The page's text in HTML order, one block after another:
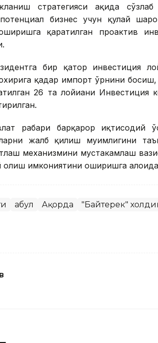
стратегияси ҳақида
бизнес учун қулай
қаратилган проактив
бир қатор инвестиция
қадар импорт ўрнини
26 та лойиҳани Инвестиция
раҳбари барқарор иқтисодий
жалб қилиш муҳимлигини
механизмини мустаҳкамлаш
имкониятини оширишга
Қабул Ақорда "Байтерек"